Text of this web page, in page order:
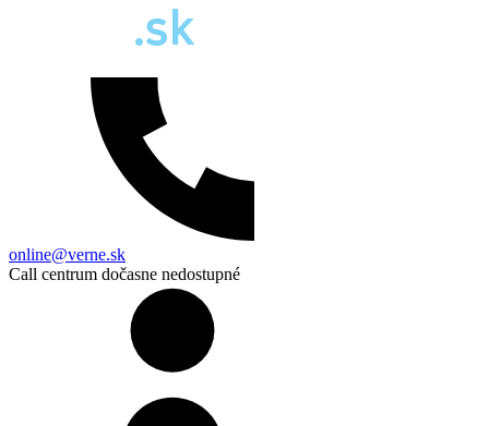
online@verne.sk
Call centrum dočasne nedostupné